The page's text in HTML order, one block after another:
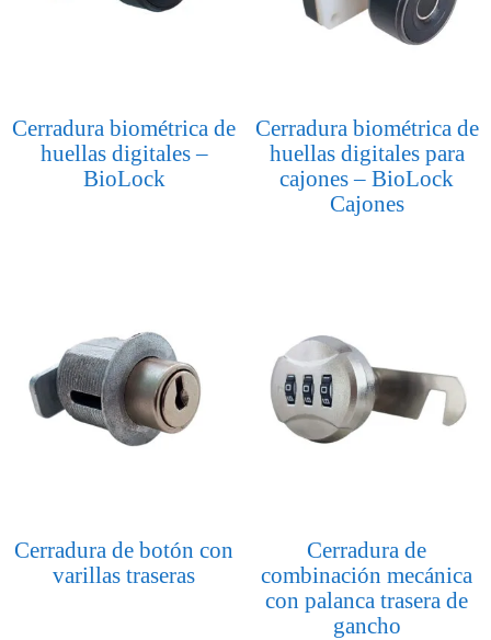
Cerradura biométrica de
huellas digitales –
BioLock
Cerradura biométrica de
huellas digitales para
cajones – BioLock
Cajones
Cerradura de botón con
varillas traseras
Cerradura de
combinación mecánica
con palanca trasera de
gancho